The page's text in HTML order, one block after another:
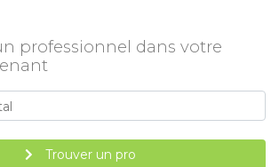
professionnel dans votre
Trouver un pro